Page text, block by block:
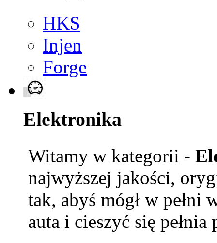
HKS
Injen
Forge
Elektronika
Witamy w kategorii -
najwyższej jakości,
tak, abyś mógł w pełni
auta i cieszyć się